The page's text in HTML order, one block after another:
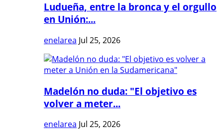
Ludueña, entre la bronca y el orgullo
en Unión:...
enelarea Jul 25, 2026
Madelón no duda: "El objetivo es
volver a meter...
enelarea Jul 25, 2026